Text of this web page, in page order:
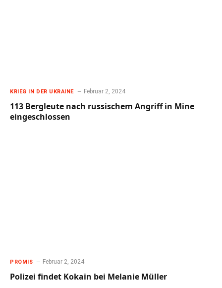
KRIEG IN DER UKRAINE Februar 2, 2024
113 Bergleute nach russischem Angriff in Mine
eingeschlossen
PROMIS Februar 2, 2024
Polizei findet Kokain bei Melanie Müller